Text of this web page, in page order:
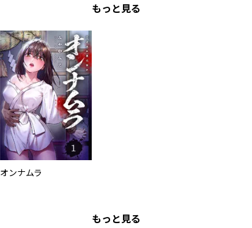
もっと見る
オンナムラ
もっと見る